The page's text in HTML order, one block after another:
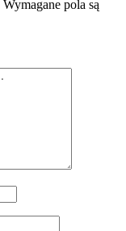
Wymagane pola są